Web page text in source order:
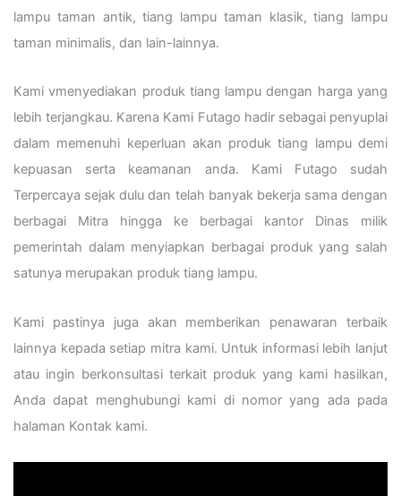
lampu taman antik, tiang lampu taman klasik, tiang lampu
taman minimalis, dan lain-lainnya.
Kami vmenyediakan produk tiang lampu dengan harga yang
lebih terjangkau. Karena Kami Futago hadir sebagai penyuplai
dalam memenuhi keperluan akan produk tiang lampu demi
kepuasan serta keamanan anda. Kami Futago sudah
Terpercaya sejak dulu dan telah banyak bekerja sama dengan
berbagai Mitra hingga ke berbagai kantor Dinas milik
pemerintah dalam menyiapkan berbagai produk yang salah
satunya merupakan produk tiang lampu.
Kami pastinya juga akan memberikan penawaran terbaik
lainnya kepada setiap mitra kami. Untuk informasi lebih lanjut
atau ingin berkonsultasi terkait produk yang kami hasilkan,
Anda dapat menghubungi kami di nomor yang ada pada
halaman Kontak kami.